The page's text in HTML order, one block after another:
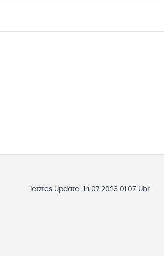
letztes Update: 14.07.2023 01:07 Uhr